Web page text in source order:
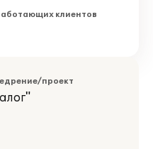
клиентов
проект